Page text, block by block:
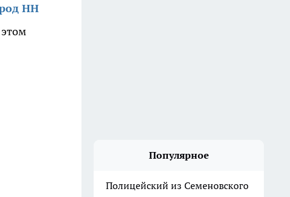
НН
Популярное
Полицейский из Семеновского